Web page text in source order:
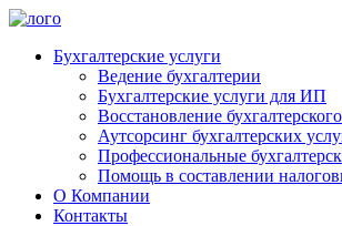
Бухгалтерские услуги
Ведение бухгалтерии
Бухгалтерские услуги для ИП
Восстановление
Аутсорсинг бухгалтерских
Профессиональные
Помощь в составлении
О Компании
Контакты